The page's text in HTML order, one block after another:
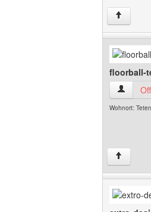
↑
floorball-
Wohnort:
↑